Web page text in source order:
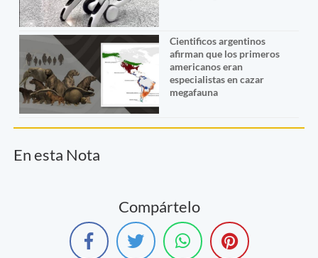
Cientificos argentinos
afirman que los primeros
americanos eran
especialistas en cazar
megafauna
En esta Nota
Compártelo